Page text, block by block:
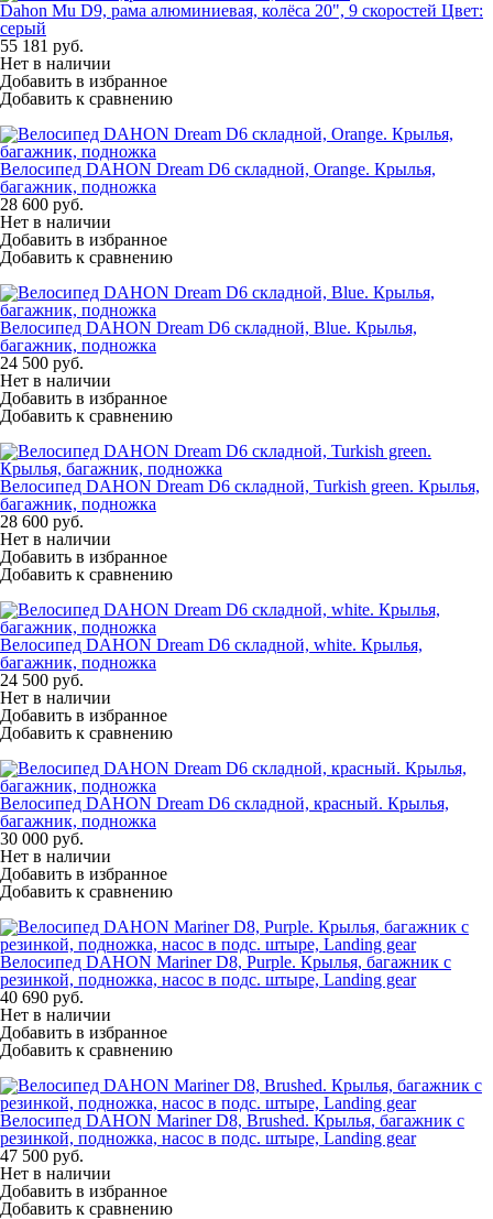
Dahon Mu D9, рама алюминиевая, колёса 20", 9 скоростей Цвет:
серый
55 181 руб.
Нет в наличии
Добавить в избранное
Добавить к сравнению
Велосипед DAHON Dream D6 складной, Orange. Крылья,
багажник, подножка
28 600 руб.
Нет в наличии
Добавить в избранное
Добавить к сравнению
Велосипед DAHON Dream D6 складной, Blue. Крылья,
багажник, подножка
24 500 руб.
Нет в наличии
Добавить в избранное
Добавить к сравнению
Велосипед DAHON Dream D6 складной, Turkish green. Крылья,
багажник, подножка
28 600 руб.
Нет в наличии
Добавить в избранное
Добавить к сравнению
Велосипед DAHON Dream D6 складной, white. Крылья,
багажник, подножка
24 500 руб.
Нет в наличии
Добавить в избранное
Добавить к сравнению
Велосипед DAHON Dream D6 складной, красный. Крылья,
багажник, подножка
30 000 руб.
Нет в наличии
Добавить в избранное
Добавить к сравнению
Велосипед DAHON Mariner D8, Purple. Крылья, багажник с
резинкой, подножка, насос в подс. штыре, Landing gear
40 690 руб.
Нет в наличии
Добавить в избранное
Добавить к сравнению
Велосипед DAHON Mariner D8, Brushed. Крылья, багажник с
резинкой, подножка, насос в подс. штыре, Landing gear
47 500 руб.
Нет в наличии
Добавить в избранное
Добавить к сравнению